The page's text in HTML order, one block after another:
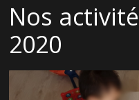
Nos
2020